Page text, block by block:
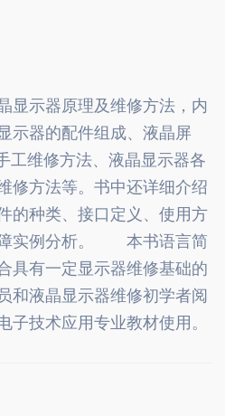
显示器原理及维修方法，内
示器的配件组成、液晶屏
工维修方法、液晶显示器各
修方法等。书中还详细介绍
的种类、接口定义、使用方
实例分析。　　本书语言简
具有一定显示器维修基础的
和液晶显示器维修初学者阅
技术应用专业教材使用。